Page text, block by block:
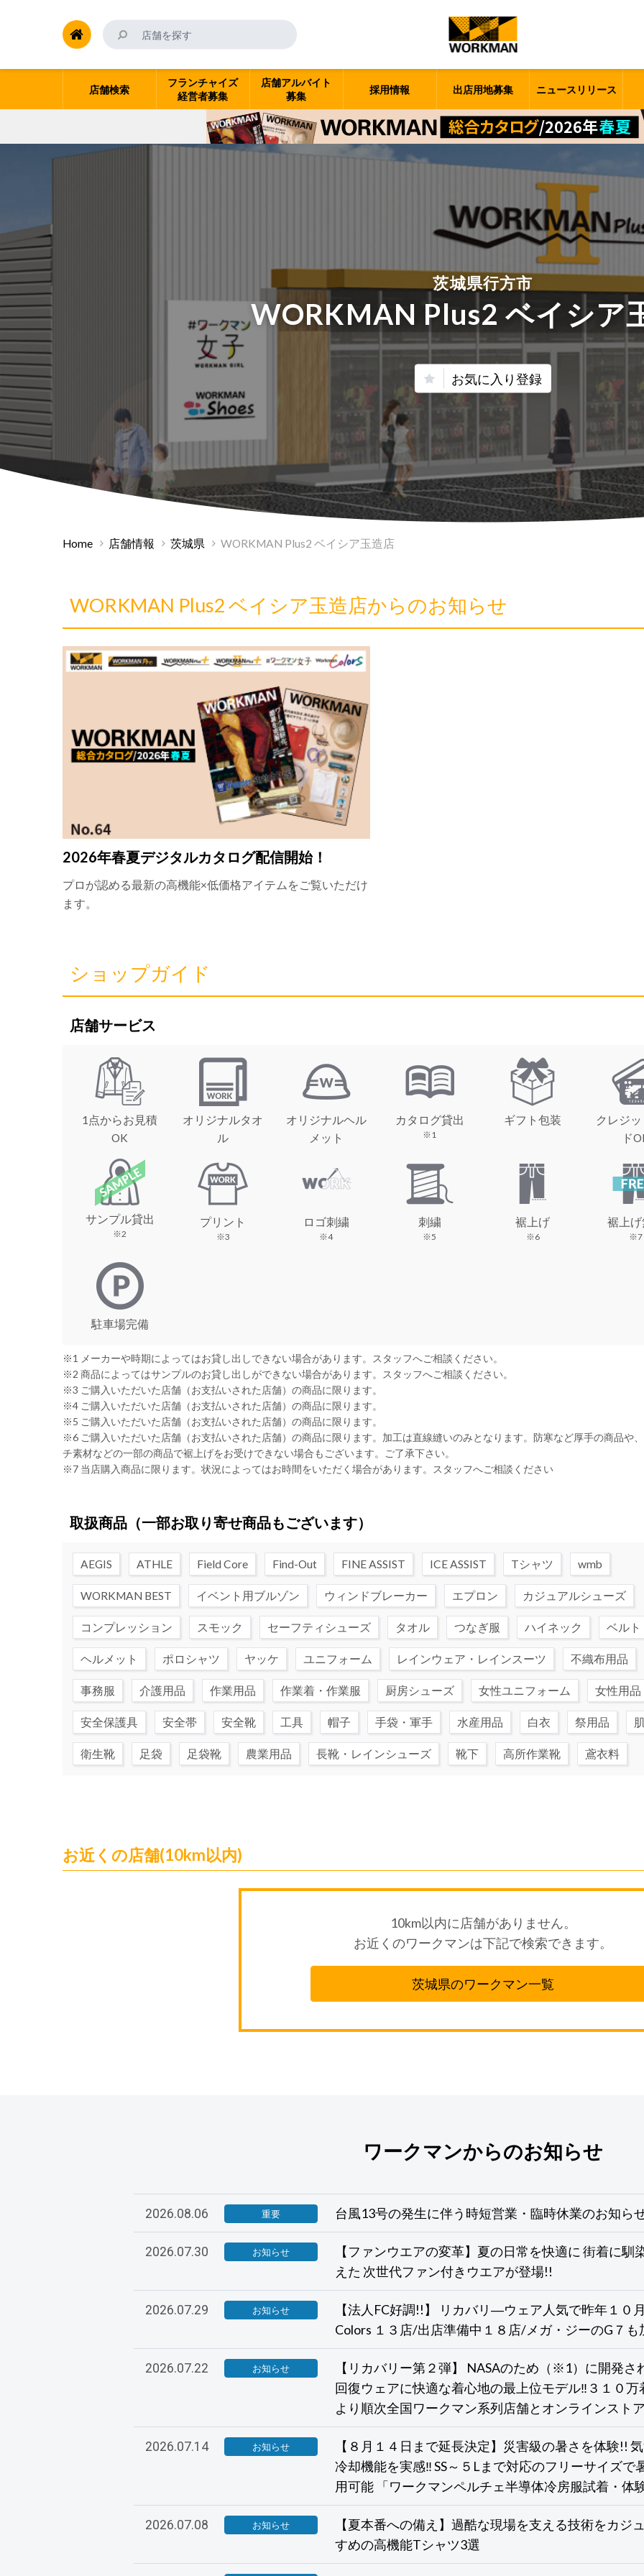
フランチャイズ
経営者募集
店舗検索
店舗アルバイト
募集
採用情報 出店用地募集 ニュースリリース
茨城県行方市
WORKMAN Plus2 ベイシア
お気に入り登録
Home 店舗情報 茨城県 WORKMAN Plus2 ベイシア玉造店
WORKMAN Plus2 ベイシア玉造店からのお知らせ
2026年春夏デジタルカタログ配信開始！
プロが認める最新の高機能×低価格アイテムをご覧いただけ
ます。
ショップガイド
店舗サービス
1点からお見積
OK
オリジナルタオ
ル
オリジナルヘル
メット
カタログ貸出
※1
ギフト包装
クレジ
ド
サンプル貸出
※2
プリント
※3
ロゴ刺繍
※4
刺繍
※5
裾上げ
※6
裾上
※7
駐車場完備
※1 メーカーや時期によってはお貸し出しできない場合があります。スタッフへご相談ください。
※2 商品によってはサンプルのお貸し出しができない場合があります。スタッフへご相談ください。
※3 ご購入いただいた店舗（お支払いされた店舗）の商品に限ります。
※4 ご購入いただいた店舗（お支払いされた店舗）の商品に限ります。
※5 ご購入いただいた店舗（お支払いされた店舗）の商品に限ります。
※6 ご購入いただいた店舗（お支払いされた店舗）の商品に限ります。加工は直線縫いのみとなります。防寒など厚手の商品や
チ素材などの一部の商品で裾上げをお受けできない場合もございます。ご了承下さい。
※7 当店購入商品に限ります。状況によってはお時間をいただく場合があります。スタッフへご相談ください
取扱商品 （一部お取り寄せ商品もございます）
AEGIS ATHLE Field Core Find-Out FINE ASSIST ICE ASSIST Tシャツ wmb
WORKMAN BEST イベント用ブルゾン ウィンドブレーカー エプロン カジュアルシューズ
コンプレッション スモック セーフティシューズ タオル つなぎ服 ハイネック ベルト
ヘルメット ポロシャツ ヤッケ ユニフォーム レインウェア・レインスーツ 不織布用品
事務服 介護用品 作業用品 作業着・作業服 厨房シューズ 女性ユニフォーム 女性用品
安全保護具 安全帯 安全靴 工具 帽子 手袋・軍手 水産用品 白衣 祭用品
衛生靴 足袋 足袋靴 農業用品 長靴・レインシューズ 靴下 高所作業靴 鳶衣料
お近くの店舗(10km以内)
10km以内に店舗がありません。
お近くのワークマンは下記で検索できます。
茨城県のワークマン一覧
ワークマンからのお知らせ
2026.08.06 重要 台風13号の発生に伴う時短営業・臨時休業のお知ら
2026.07.30 お知らせ
【ファンウエアの変革】夏の日常を快適に 街着に
えた 次世代ファン付きウエアが登場!!
2026.07.29 お知らせ
【法人FC好調!!】 リカバリ―ウェア人気で昨年１
Colors １３店/出店準備中１８店/メガ・ジーのG７も
2026.07.22 お知らせ
【リカバリー第２弾】 NASAのため（※1）に開発
回復ウェアに快適な着心地の最上位モデル‼３１０
より順次全国ワークマン系列店舗とオンラインスト
2026.07.14 お知らせ
【８月１４日まで延長決定】災害級の暑さを体験!!
冷却機能を実感‼ SS～５Lまで対応のフリーサイズ
用可能 「ワークマンペルチェ半導体冷房服試着・体
2026.07.08 お知らせ
【夏本番への備え】過酷な現場を支える技術をカジ
すめの高機能Tシャツ3選